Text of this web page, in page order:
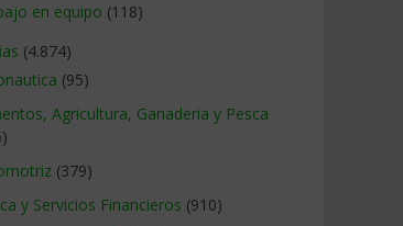
en equipo (118)
(4.874)
(95)
Agricultura, Ganaderia y Pesca
(379)
y Servicios Financieros (910)